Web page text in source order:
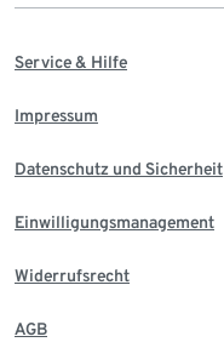
Service & Hilfe
Impressum
Datenschutz und Sicherheit
Einwilligungsmanagement
Widerrufsrecht
AGB